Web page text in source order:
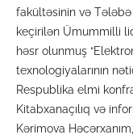
fakültəsinin və Tələbə
keçirilən Ümummilli
həsr olunmuş
texnologiyalarının
Respublika elmi
Kitabxanaçılıq və
Kərimova